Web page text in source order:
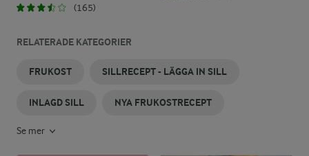
(165)
RELATERADE KATEGORIER
FRUKOST SILLRECEPT - LÄGGA IN SILL
INLAGD SILL NYA FRUKOSTRECEPT
Se mer